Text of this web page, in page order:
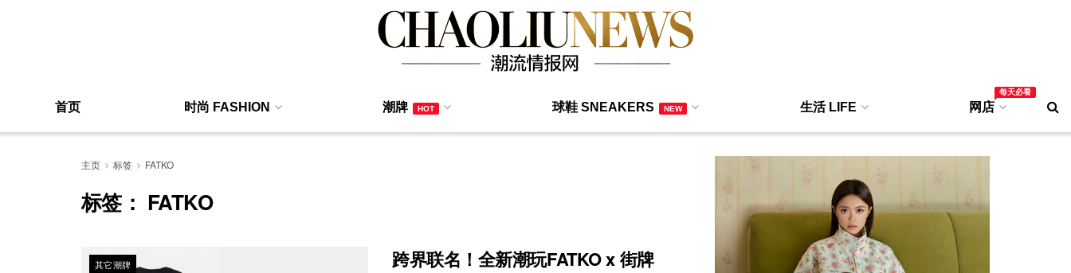
首页 时尚 FASHION 潮牌 HOT 球鞋 SNEAKERS NEW 生活 LIFE 网店
每天必看
主页 标签 FATKO
标签： FATKO
其它潮牌
跨界联名！全新潮玩FATKO x 街牌